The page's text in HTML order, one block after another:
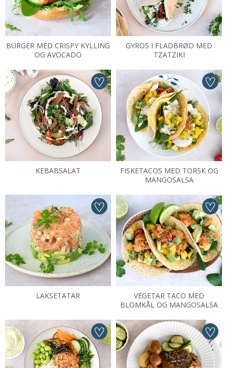
BURGER MED CRISPY KYLLING
OG AVOCADO
GYROS I FLADBRØD MED
TZATZIKI
KEBABSALAT
FISKETACOS MED TORSK OG
MANGOSALSA
LAKSETATAR
VEGETAR TACO MED
BLOMKÅL OG MANGOSALSA